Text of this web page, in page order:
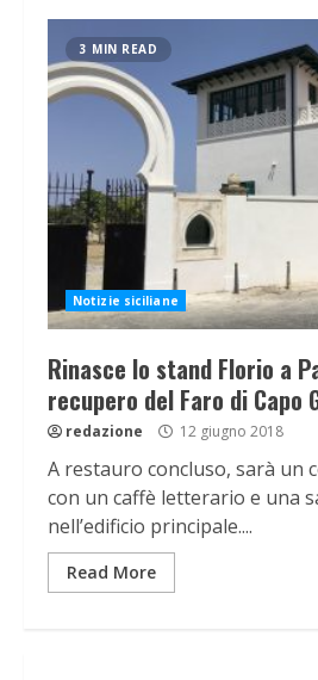
3 MIN READ
Notizie siciliane
Rinasce lo stand Florio a
recupero del Faro di Capo
redazione 12 giugno 2018
A restauro concluso, sarà un
con un caffè letterario e una
nell’edificio principale....
Read More